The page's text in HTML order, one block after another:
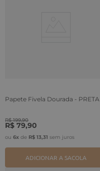
Papete Fivela Dourada - PRETA
R$ 199,90
R$ 79,90
ou 6x de R$ 13,31 sem juros
ADICIONAR A SACOLA